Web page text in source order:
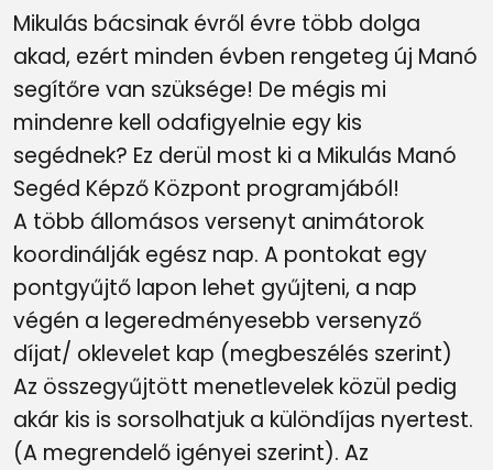
Mikulás bácsinak évről évre több dolga
akad, ezért minden évben rengeteg új Manó
segítőre van szüksége! De mégis mi
mindenre kell odafigyelnie egy kis
segédnek? Ez derül most ki a Mikulás Manó
Segéd Képző Központ programjából!
A több állomásos versenyt animátorok
koordinálják egész nap. A pontokat egy
pontgyűjtő lapon lehet gyűjteni, a nap
végén a legeredményesebb versenyző
díjat/ oklevelet kap (megbeszélés szerint)
Az összegyűjtött menetlevelek közül pedig
akár kis is sorsolhatjuk a különdíjas nyertest.
(A megrendelő igényei szerint). Az